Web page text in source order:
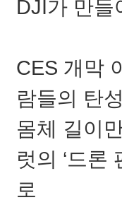
DJI가 만들
CES 개막
람들의 탄
몸체 길이
럿의 ‘드론
로